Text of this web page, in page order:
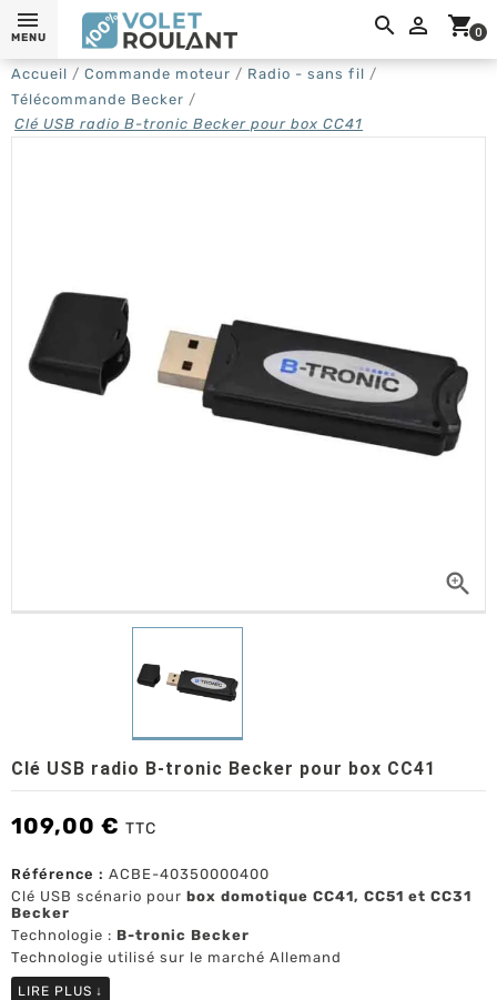
 shopping_cart0
MENU
Accueil Commande moteur
Radio - sans fil
Télécommande Becker
Clé USB radio B-tronic Becker pour box CC41

Clé USB radio B-tronic Becker pour box CC41
109,00 € TTC
Référence : ACBE-40350000400
Clé USB scénario pour box domotique CC41, CC51 et CC31
Becker
Technologie : B-tronic Becker
Technologie utilisé sur le marché Allemand
LIRE PLUS ↓